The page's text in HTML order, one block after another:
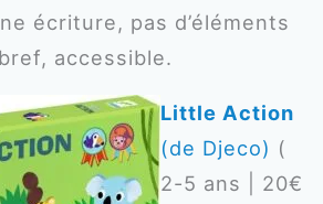
écriture, pas d’éléments
accessible.
Little Action
(de Djeco) (
2-5 ans | 20€